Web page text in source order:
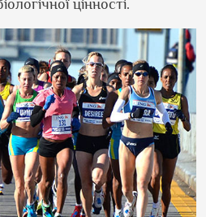
цінності.